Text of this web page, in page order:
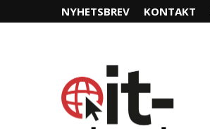
NYHETSBREV KONTAKT